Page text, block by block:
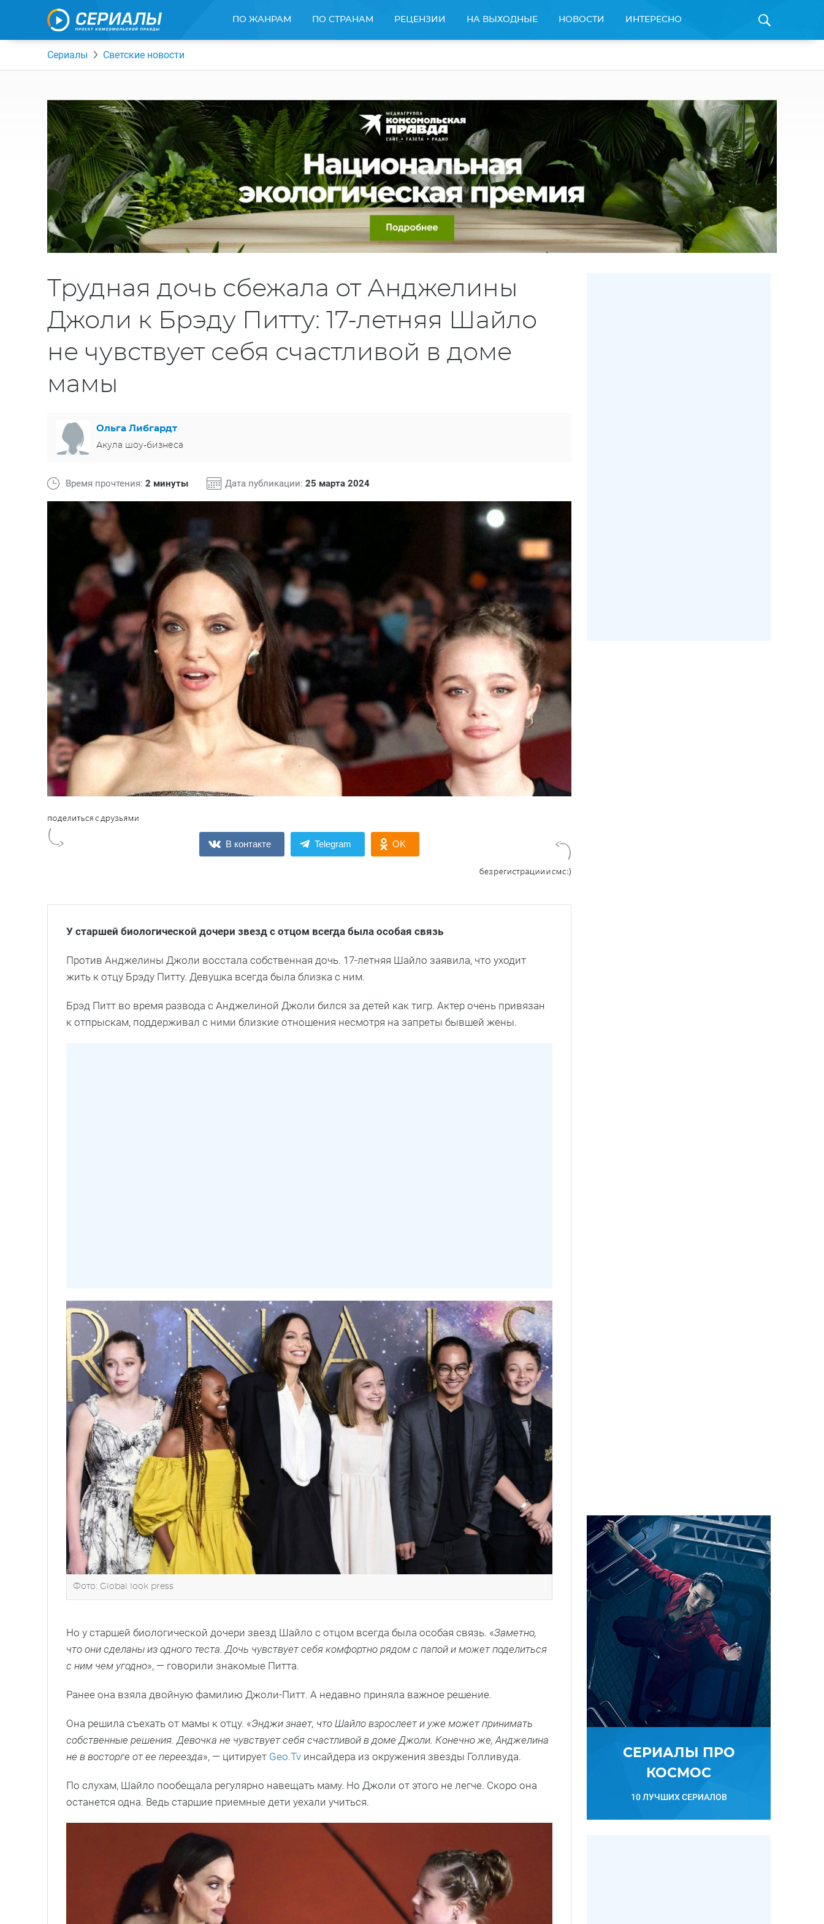
ПО ЖАНРАМ ПО СТРАНАМ РЕЦЕНЗИИ НА ВЫХОДНЫЕ НОВОСТИ ИНТЕРЕСНО
Сериалы Светские новости
Трудная дочь сбежала от Анджелины
Джоли к Брэду Питту: 17-летняя Шайло
не чувствует себя счастливой в доме
мамы
Ольга Либгардт
Акула шоу-бизнеса
Время прочтения: 2 минуты Дата публикации: 25 марта 2024
В контакте Telegram OK
У старшей биологической дочери звезд с отцом всегда была особая связь
Против Анджелины Джоли восстала собственная дочь. 17-летняя Шайло заявила, что уходит
жить к отцу Брэду Питту. Девушка всегда была близка с ним.
Брэд Питт во время развода с Анджелиной Джоли бился за детей как тигр. Актер очень привязан
к отпрыскам, поддерживал с ними близкие отношения несмотря на запреты бывшей жены.
Фото: Global look press
Но у старшей биологической дочери звезд Шайло с отцом всегда была особая связь. «Заметно,
что они сделаны из одного теста. Дочь чувствует себя комфортно рядом с папой и может поделиться
с ним чем угодно», — говорили знакомые Питта.
Ранее она взяла двойную фамилию Джоли-Питт. А недавно приняла важное решение.
Она решила съехать от мамы к отцу. «Энджи знает, что Шайло взрослеет и уже может принимать
собственные решения. Девочка не чувствует себя счастливой в доме Джоли. Конечно же, Анджелина
не в восторге от ее переезда», — цитирует Geo.Tv инсайдера из окружения звезды Голливуда.
По слухам, Шайло пообещала регулярно навещать маму. Но Джоли от этого не легче. Скоро она
останется одна. Ведь старшие приемные дети уехали учиться.
СЕРИАЛЫ ПРО
КОСМОС
10 ЛУЧШИХ СЕРИАЛОВ